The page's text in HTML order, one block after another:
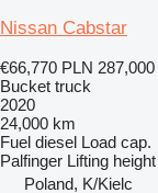
Nissan Cabstar
€66,770 PLN 287,000
Bucket truck
2020
24,000 km
Fuel diesel Load cap.
Palfinger Lifting height
Poland, K/Kielc